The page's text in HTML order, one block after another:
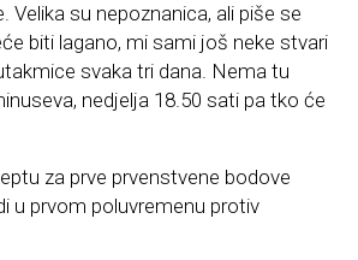
Velika su nepoznanica, ali piše se
biti lagano, mi sami još neke stvari
svaka tri dana. Nema tu
nedjelja 18.50 sati pa tko će
za prve prvenstvene bodove
u prvom poluvremenu protiv